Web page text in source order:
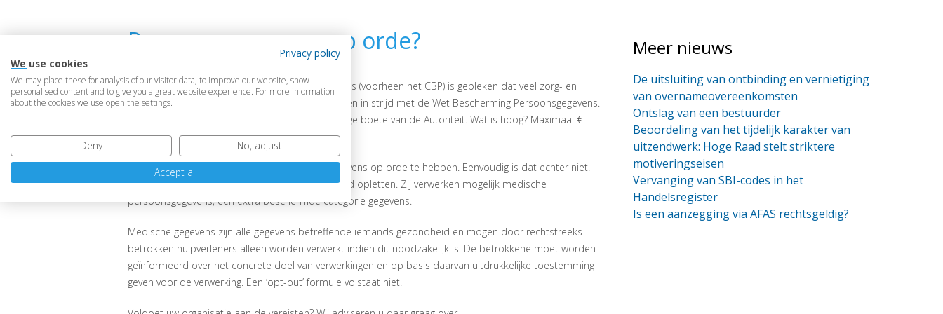
Persoonsgegevens op orde?
Persoonsgegevens op orde?
Uit onderzoek van de Autoriteit Persoonsgegevens (voorheen het CBP) is gebleken dat veel zorg- en
overheidsinstellingen persoonsgegevens verwerken in strijd met de Wet Bescherming Persoonsgegevens.
Sinds 1 januari 2016 riskeren overtreders een hoge boete van de Autoriteit. Wat is hoog? Maximaal €
810.000,- of 10% van de jaaromzet.
Het is dus zaak de verwerking van persoonsgegevens op orde te hebben. Eenvoudig is dat echter niet.
Vooral zorginstellingen moeten daarbij extra goed opletten. Zij verwerken mogelijk medische
persoonsgegevens, een extra beschermde categorie gegevens.
Medische gegevens zijn alle gegevens betreffende iemands gezondheid en mogen door rechtstreeks
betrokken hulpverleners alleen worden verwerkt indien dit noodzakelijk is. De betrokkene moet worden
geïnformeerd over het concrete doel van verwerkingen en op basis daarvan uitdrukkelijke toestemming
geven voor de verwerking. Een ‘opt-out’ formule volstaat niet.
Meer nieuws
De uitsluiting van ontbinding en vernietiging
van overnameovereenkomsten
Ontslag van een bestuurder
Beoordeling van het tijdelijk karakter van
uitzendwerk: Hoge Raad stelt striktere
motiveringseisen
Vervanging van SBI-codes in het
Handelsregister
Is een aanzegging via AFAS rechtsgeldig?
Privacy policy
We use cookies
We may place these for analysis of our visitor data, to improve our website, show
personalised content and to give you a great website experience. For more information
about the cookies we use open the settings.
Deny
No, adjust
Accept all